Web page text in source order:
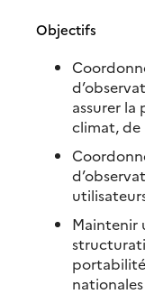
Objectifs
assurer la
climat,
Maintenir
portabilité
nationales